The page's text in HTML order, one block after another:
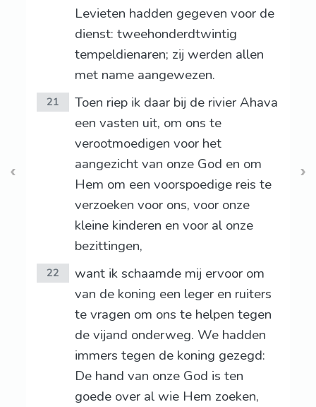
Levieten hadden gegeven voor de
dienst: tweehonderdtwintig
tempeldienaren; zij werden allen
met name aangewezen.
21
Toen riep ik daar bij de rivier Ahava
een vasten uit, om ons te
verootmoedigen voor het
aangezicht van onze God en om
Hem om een voorspoedige reis te
verzoeken voor ons, voor onze
kleine kinderen en voor al onze
bezittingen,
22
want ik schaamde mij ervoor om
van de koning een leger en ruiters
te vragen om ons te helpen tegen
de vijand onderweg. We hadden
immers tegen de koning gezegd:
De hand van onze God is ten
goede over al wie Hem zoeken,